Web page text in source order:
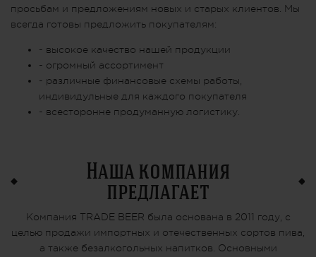
просьбам и предложениям новых и старых клиентов. Мы
всегда готовы предложить покупателям:
- высокое качество нашей продукции
- огромный ассортимент
- различные финансовые схемы работы,
индивидульные для каждого покупателя
- всесторонне продуманную логистику.
Наша компания
предлагает
Компания TRADE BEER была основана в 2011 году, с
целью продажи импортных и отечественных сортов пива,
а также безалкогольных напитков. Основными